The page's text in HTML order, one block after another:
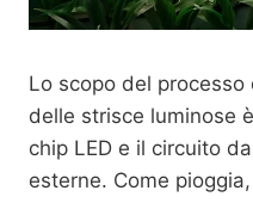
Lo scopo del
delle strisce luminose
chip LED e il circuito
esterne. Come